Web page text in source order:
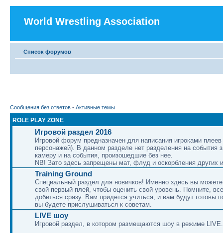
World Wrestling Association
Список форумов
Сообщения без ответов • Активные темы
ROLE PLAY ZONE
Игровой раздел 2016
Игровой форум предназначен для написания игроками плеев
персонажей). В данном разделе нет разделения на события
камеру и на события, произошедшие без нее.
NB! Зато здесь запрещены мат, флуд и оскорбления других
Training Ground
Специальный раздел для новичков! Именно здесь вы можете
свой первый плей, чтобы оценить свой уровень. Помните,
добиться сразу. Вам придется учиться, и вам будут готовы
вы будете прислушиваться к советам.
LIVE шоу
Игровой раздел, в котором размещаются шоу в режиме LIVE.